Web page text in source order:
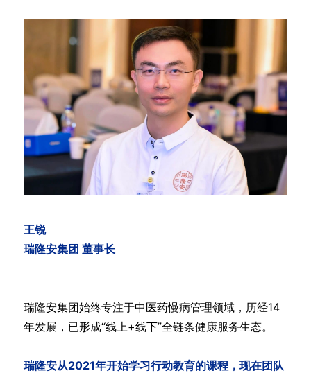
王锐
瑞隆安集团 董事长
瑞隆安集团始终专注于中医药慢病管理领域，历经14
年发展，已形成“线上+线下”全链条健康服务生态。
瑞隆安从2021年开始学习行动教育的课程，现在团队